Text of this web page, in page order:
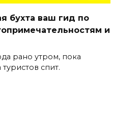
бухта ваш гид по
и
рано утром, пока
спит.